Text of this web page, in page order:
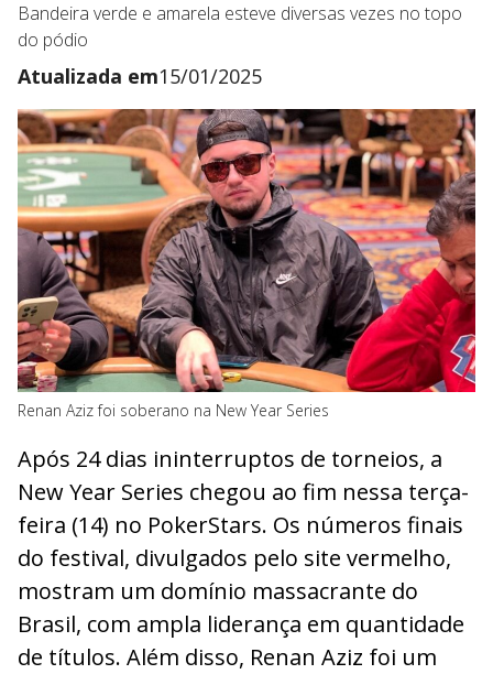
Bandeira verde e amarela esteve diversas vezes no topo
do pódio
Atualizada em15/01/2025
Renan Aziz foi soberano na New Year Series
Após 24 dias ininterruptos de torneios, a
New Year Series chegou ao fim nessa terça-
feira (14) no PokerStars. Os números finais
do festival, divulgados pelo site vermelho,
mostram um domínio massacrante do
Brasil, com ampla liderança em quantidade
de títulos. Além disso, Renan Aziz foi um